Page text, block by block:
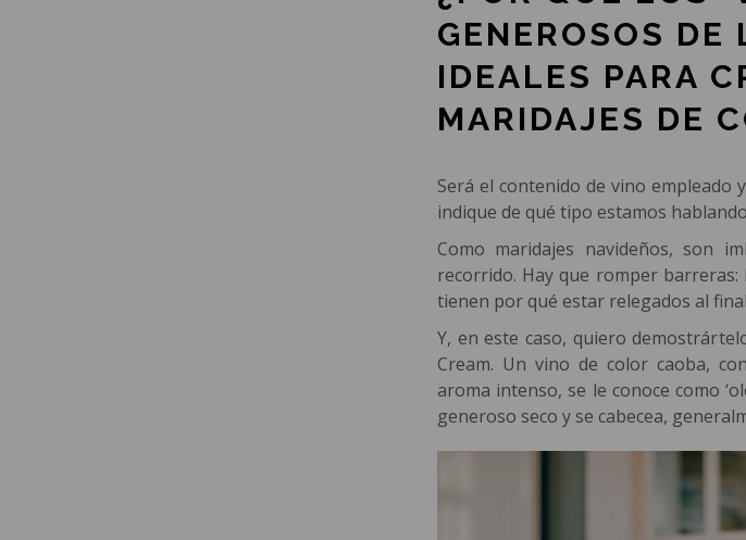
GENEROSOS DE
IDEALES PARA
MARIDAJES DE
Será el contenido de vino empleado
indique de qué tipo estamos
Como maridajes navideños, son
recorrido. Hay que romper
tienen por qué estar relegados al
Y, en este caso, quiero
Cream. Un vino de color caoba,
aroma intenso, se le conoce como
generoso seco y se cabecea,